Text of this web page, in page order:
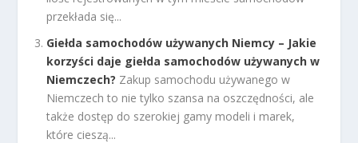
przekłada się...
Giełda samochodów używanych Niemcy – Jakie
korzyści daje giełda samochodów używanych w
Niemczech? Zakup samochodu używanego w
Niemczech to nie tylko szansa na oszczędności, ale
także dostęp do szerokiej gamy modeli i marek,
które cieszą...